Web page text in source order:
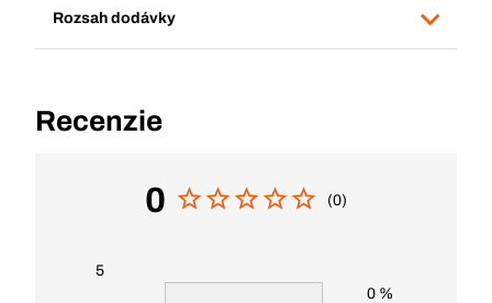
Rozsah dodávky
Recenzie
0 (0)
5
0 %